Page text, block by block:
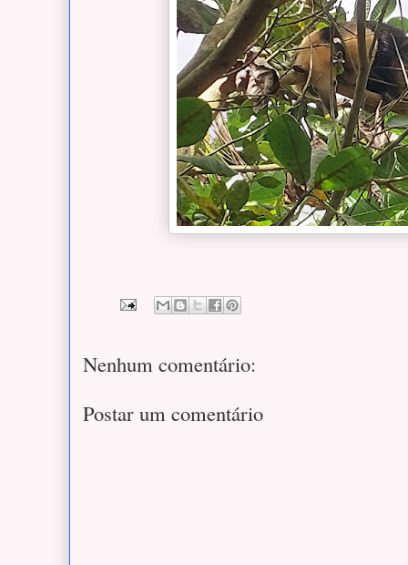
Nenhum comentário:
Postar um comentário